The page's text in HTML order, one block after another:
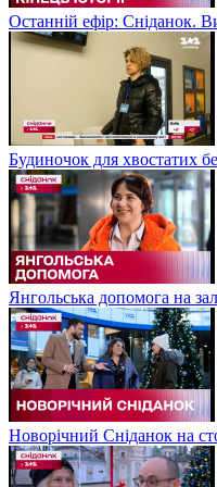
Останній ефір: Сніданок.
Будиночок для хвостатих
Янгольська допомога на
Новорічний Сніданок на